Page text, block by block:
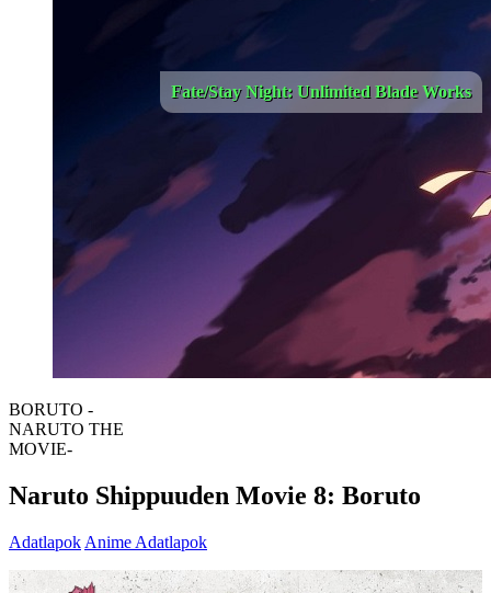
Fate/Stay Night: Unlimited Blade Works
BORUTO -
NARUTO THE
MOVIE-
Naruto Shippuuden Movie 8: Boruto
Adatlapok Anime Adatlapok